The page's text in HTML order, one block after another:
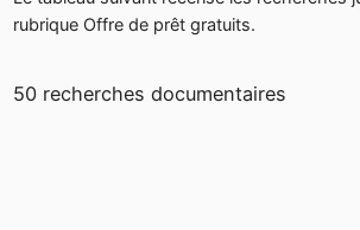
rubrique Offre de prêt gratuits.
50 recherches documentaires